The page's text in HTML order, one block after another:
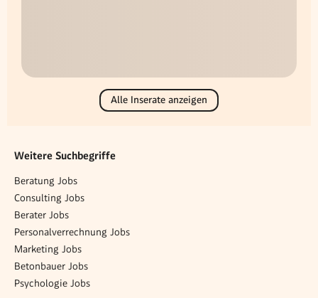
Alle Inserate anzeigen
Weitere Suchbegriffe
Beratung Jobs
Consulting Jobs
Berater Jobs
Personalverrechnung Jobs
Marketing Jobs
Betonbauer Jobs
Psychologie Jobs